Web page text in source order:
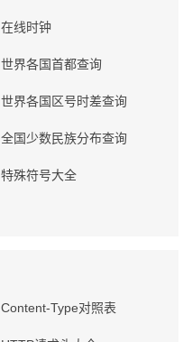
在线时钟
世界各国首都查询
世界各国区号时差查询
全国少数民族分布查询
特殊符号大全
Content-Type对照表